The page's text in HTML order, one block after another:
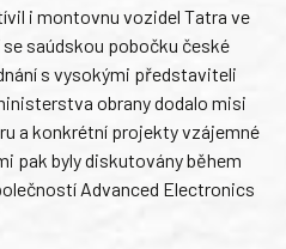
i montovnu vozidel Tatra ve
saúdskou pobočku české
s vysokými představiteli
obrany dodalo misi
a konkrétní projekty vzájemné
pak byly diskutovány během
Advanced Electronics